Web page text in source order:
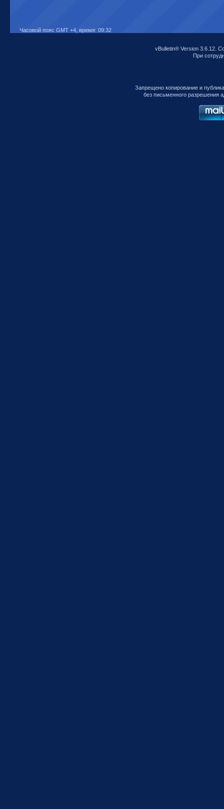
Часовой пояс GMT +4, время: 09:32
vBulletin® Version 3.6.12.
При
Запрещено копирование и
без письменного разрешения